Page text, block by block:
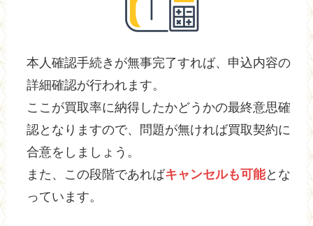
本人確認手続きが無事完了すれば、申込内容の
詳細確認が行われます。
ここが買取率に納得したかどうかの最終意思確
認となりますので、問題が無ければ買取契約に
合意をしましょう。
また、この段階であればキャンセルも可能とな
っています。